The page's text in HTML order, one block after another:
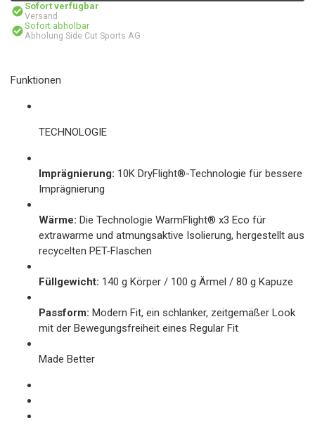
Sofort verfügbar
Versand
Sofort abholbar
Abholung Side Cut Sports AG
Funktionen
TECHNOLOGIE
Imprägnierung: 10K DryFlight®-Technologie für bessere
Imprägnierung
Wärme: Die Technologie WarmFlight® x3 Eco für
extrawarme und atmungsaktive Isolierung, hergestellt aus
recycelten PET-Flaschen
Füllgewicht: 140 g Körper / 100 g Ärmel / 80 g Kapuze
Passform: Modern Fit, ein schlanker, zeitgemäßer Look
mit der Bewegungsfreiheit eines Regular Fit
Made Better